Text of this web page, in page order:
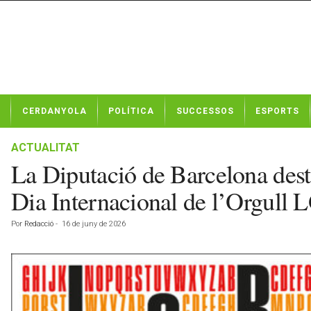
t
CERDANYOLA POLÍTICA SUCCESSOS ESPORTS
ACTUALITAT
La Diputació de Barcelona
Dia Internacional de l’Orgull
Por Redacció - 16 de juny de 2026